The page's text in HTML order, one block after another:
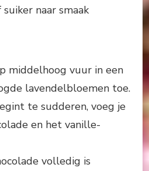
naar smaak
middelhoog vuur in een
lavendelbloemen toe.
te sudderen, voeg je
en het vanille-
volledig is